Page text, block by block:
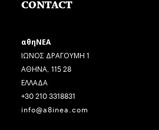
CONTACT
αθηΝΕΑ
ΙΩΝΟΣ ΔΡΑΓΟΥΜΗ 1
ΑΘΗΝΑ, 115 28
ΕΛΛΑΔΑ
+30 210 3318831
info@a8inea.com